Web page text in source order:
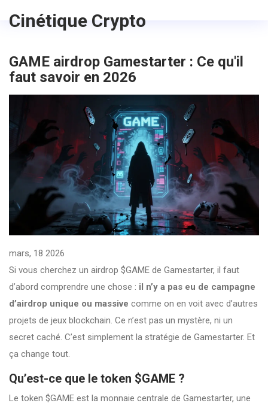
Cinétique Crypto
GAME airdrop Gamestarter : Ce qu'il
faut savoir en 2026
mars, 18 2026
Si vous cherchez un airdrop $GAME de Gamestarter, il faut
d’abord comprendre une chose : il n’y a pas eu de campagne
d’airdrop unique ou massive comme on en voit avec d’autres
projets de jeux blockchain. Ce n’est pas un mystère, ni un
secret caché. C’est simplement la stratégie de Gamestarter. Et
ça change tout.
Qu’est-ce que le token $GAME ?
Le token $GAME est la monnaie centrale de Gamestarter, une